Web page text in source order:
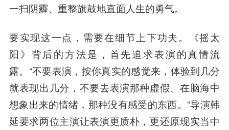
一扫阴霾、重整旗鼓地直面人生的勇气。
要实现这一点，需要在细节上下功夫。《摇太
阳》背后的方法是，首先追求表演的真情流
露。“不要表演，按你真实的感觉来，体验到几分
就表现出几分，不要去表演那种虚假、在脑海中
想象出来的情绪，那种没有感受的东西。”导演韩
延要求两位主演让表演更质朴，更还原现实当中